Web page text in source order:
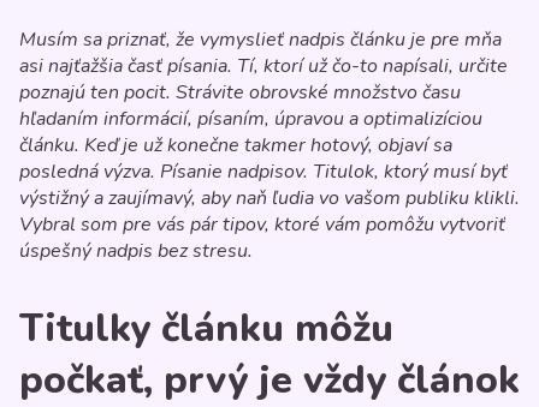
Musím sa priznať, že vymyslieť nadpis článku je pre mňa
asi najťažšia časť písania. Tí, ktorí už čo-to napísali, určite
poznajú ten pocit. Strávite obrovské množstvo času
hľadaním informácií, písaním, úpravou a optimalizíciou
článku. Keď je už konečne takmer hotový, objaví sa
posledná výzva. Písanie nadpisov. Titulok, ktorý musí byť
výstižný a zaujímavý, aby naň ľudia vo vašom publiku klikli.
Vybral som pre vás pár tipov, ktoré vám pomôžu vytvoriť
úspešný nadpis bez stresu.
Titulky článku môžu
počkať, prvý je vždy článok